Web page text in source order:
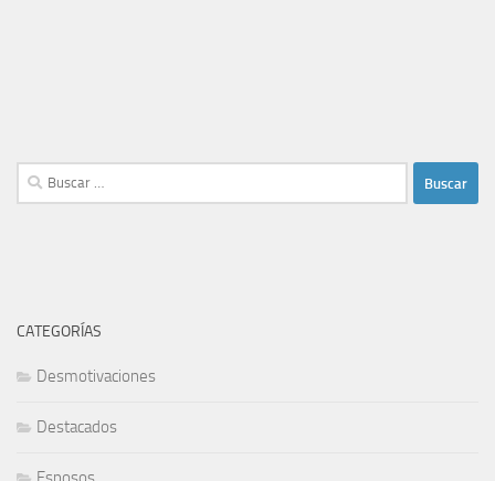
Buscar:
CATEGORÍAS
Desmotivaciones
Destacados